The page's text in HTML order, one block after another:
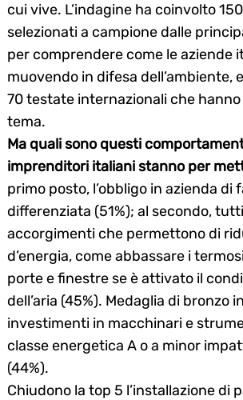
cui vive. L’indagine ha coinvolto
selezionati a campione dalle
per comprendere come le aziende
muovendo in difesa dell’ambiente,
70 testate internazionali che hanno
tema.
Ma quali sono questi
imprenditori italiani stanno per
primo posto, l’obbligo in azienda di
differenziata (51%); al secondo,
accorgimenti che permettono di
d’energia, come abbassare i
porte e finestre se è attivato il
dell’aria (45%). Medaglia di bronzo
investimenti in macchinari e
classe energetica A o a minor
(44%).
Chiudono la top 5 l’installazione di